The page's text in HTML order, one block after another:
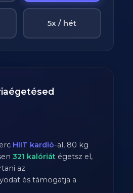
5x / hét
HIIT kardió-al, 80 kg
321 kalóriát égetsz el,
az
és támogatja a